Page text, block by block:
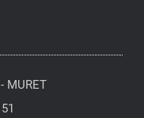
MURET